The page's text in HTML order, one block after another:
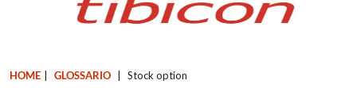
HOME GLOSSARIO Stock option